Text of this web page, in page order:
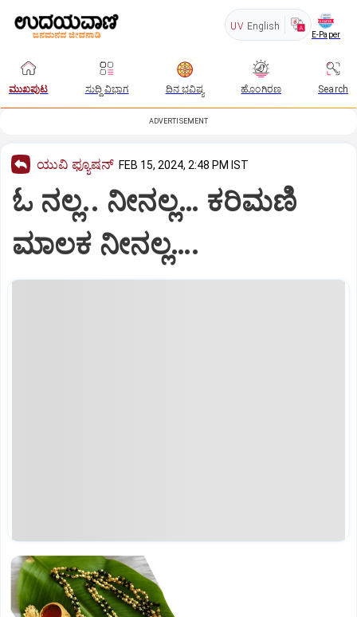
UV English
E-Paper
ಮುಖಪುಟ ಸುದ್ದಿ ವಿಭಾಗ ದಿನ ಭವಿಷ್ಯ ಹೊಂಗಿರಣ Search
ADVERTISEMENT
ಯುವಿ ಫ್ಯೂಷನ್ FEB 15, 2024, 2:48 PM IST
ಓ ನಲ್ಲ.. ನೀನಲ್ಲ… ಕರಿಮಣಿ
ಮಾಲಕ ನೀನಲ್ಲ….